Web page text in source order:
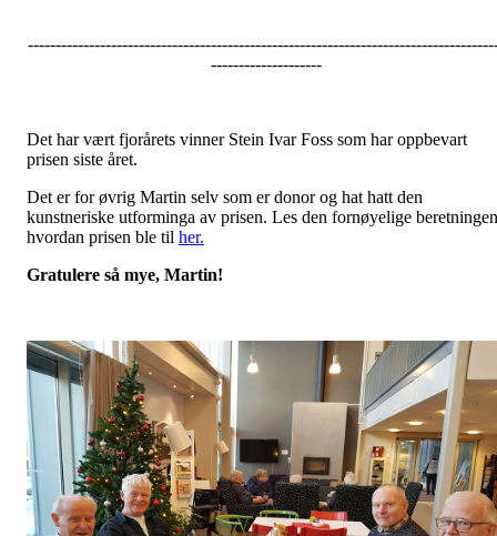
--------------------
Det har vært fjorårets vinner Stein Ivar Foss som har oppbevart
prisen siste året.
Det er for øvrig Martin selv som er donor og hat hatt den
kunstneriske utforminga av prisen. Les den fornøyelige beretningen
hvordan prisen ble til her.
Gratulere så mye, Martin!